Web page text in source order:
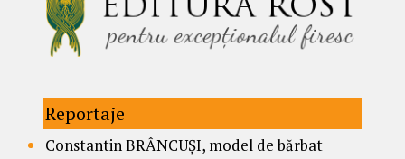
Reportaje
Constantin BRÂNCUȘI, model de bărbat